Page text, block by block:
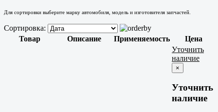
Для сортировки выберите марку автомобиля, модель и изготовителя запчастей.
Сортировка:
Товар
Описание Применяемость Цена
Уточнить
наличие
×
Уточнить
наличие